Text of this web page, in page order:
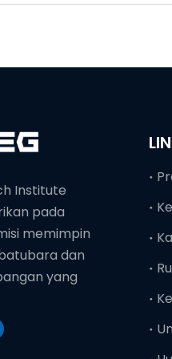
Institute
pada
memimpin
dan
yang